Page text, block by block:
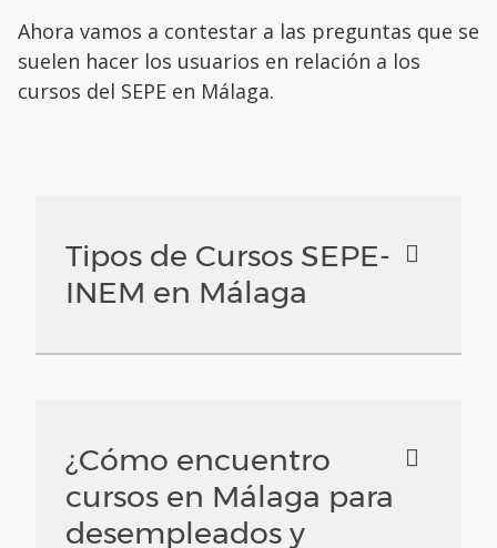
Ahora vamos a contestar a las preguntas que se
suelen hacer los usuarios en relación a los
cursos del SEPE en Málaga.
Tipos de Cursos SEPE-
INEM en Málaga
¿Cómo encuentro
cursos en Málaga para
desempleados y